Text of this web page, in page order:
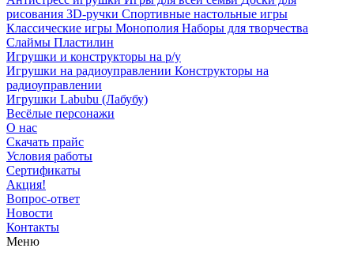
рисования 3D-ручки Спортивные настольные игры
Классические игры Монополия Наборы для творчества
Слаймы Пластилин
Игрушки и конструкторы на р/у
Игрушки на радиоуправлении Конструкторы на
радиоуправлении
Игрушки Labubu (Лабубу)
Весёлые персонажи
О нас
Скачать прайс
Условия работы
Сертификаты
Акция!
Вопрос-ответ
Новости
Контакты
Меню